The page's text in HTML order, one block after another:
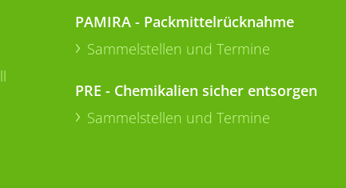
PAMIRA - Packmittelrücknahme
Sammelstellen und Termine
PRE - Chemikalien sicher entsorgen
Sammelstellen und Termine